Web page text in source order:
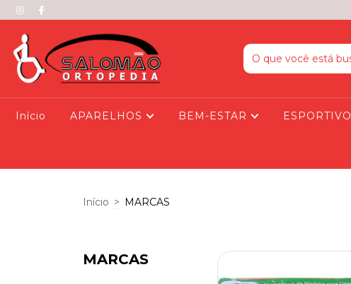
Início APARELHOS BEM-ESTAR ESPORTIVO
Início > MARCAS
MARCAS